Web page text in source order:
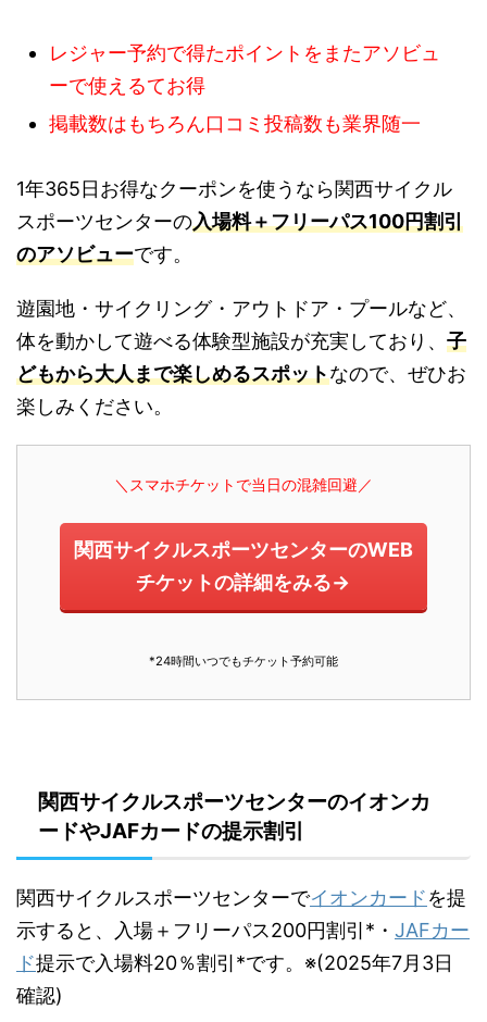
レジャー予約で得たポイントをまたアソビュ
ーで使えるてお得
掲載数はもちろん口コミ投稿数も業界随一
1年365日お得なクーポンを使うなら関西サイクル
スポーツセンターの入場料＋フリーパス100円割引
のアソビューです。
遊園地・サイクリング・アウトドア・プールなど、
体を動かして遊べる体験型施設が充実しており、 子
どもから大人まで楽しめるスポットなので、ぜひお
楽しみください。
＼スマホチケットで当日の混雑回避／
関西サイクルスポーツセンターのWEB
チケットの詳細をみる→
*24時間いつでもチケット予約可能
関西サイクルスポーツセンターのイオンカ
ードやJAFカードの提示割引
関西サイクルスポーツセンターでイオンカードを提
示すると、入場＋フリーパス200円割引*・ JAFカー
ド提示で入場料20％割引*です。※(2025年7月3日
確認)